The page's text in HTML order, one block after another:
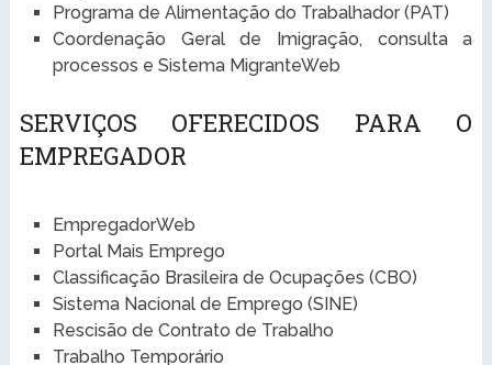
Programa de Alimentação do Trabalhador (PAT)
Coordenação Geral de Imigração, consulta a
processos e Sistema MigranteWeb
SERVIÇOS OFERECIDOS PARA O
EMPREGADOR
EmpregadorWeb
Portal Mais Emprego
Classificação Brasileira de Ocupações (CBO)
Sistema Nacional de Emprego (SINE)
Rescisão de Contrato de Trabalho
Trabalho Temporário